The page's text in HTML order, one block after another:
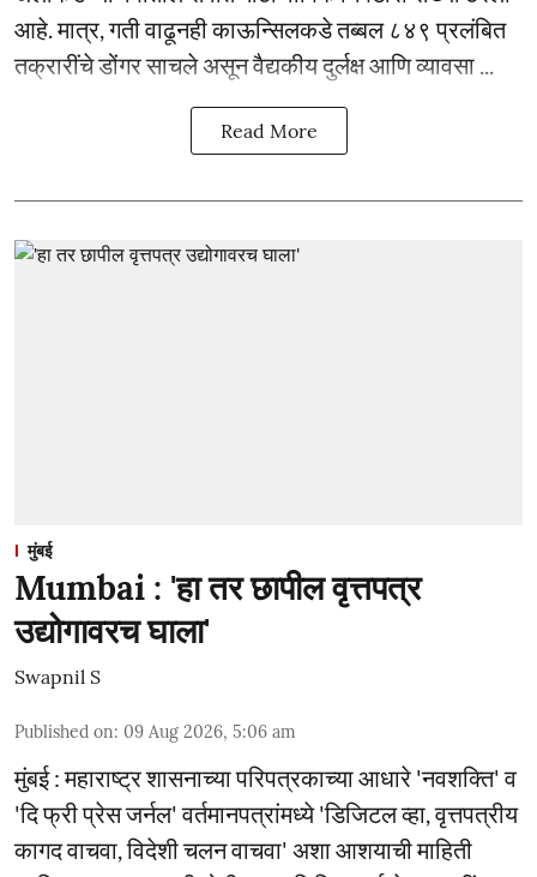
आहे. मात्र, गती वाढूनही काऊन्सिलकडे तब्बल ८४९ प्रलंबित
तक्रारींचे डोंगर साचले असून वैद्यकीय दुर्लक्ष आणि व्यावसा ...
Read More
मुंबई
Mumbai : 'हा तर छापील वृत्तपत्र
उद्योगावरच घाला'
Swapnil S
Published on: 09 Aug 2026, 5:06 am
मुंबई : महाराष्ट्र शासनाच्या परिपत्रकाच्या आधारे 'नवशक्ति' व
'दि फ्री प्रेस जर्नल' वर्तमानपत्रांमध्ये 'डिजिटल व्हा, वृत्तपत्रीय
कागद वाचवा, विदेशी चलन वाचवा' अशा आशयाची माहिती